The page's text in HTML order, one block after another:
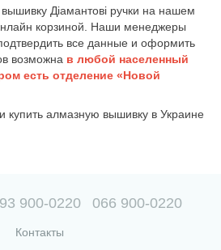
Діамантові ручки на нашем
корзиной. Наши менеджеры
все данные и оформить
возможна в любой населенный
есть отделение «Новой
900-0220 066 900-0220
Контакты